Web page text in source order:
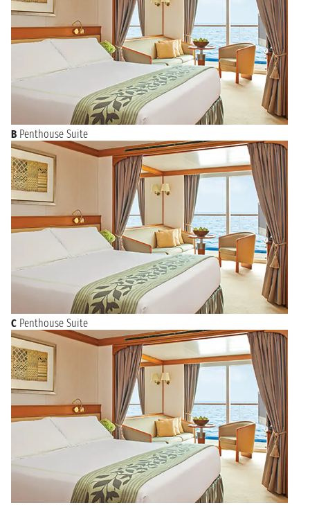
Oltre a essere a un passo dalle meraviglie archeologiche di
Roma, Civitavecchia offre molto ai turisti che possono
passeggiare per le vie del centro storico ammirando le vetrine
dei negozi o la famosa Fontana di Vanvitelli. Da lì si può
visitare il Forte Michelangelo o la Porta Livorno fino ad arrivare
alla Darsena Romana. Da non perdere l’antico Lazzaretto e la
Rocca con i resti archeologici romani.
B Penthouse Suite
C Penthouse Suite